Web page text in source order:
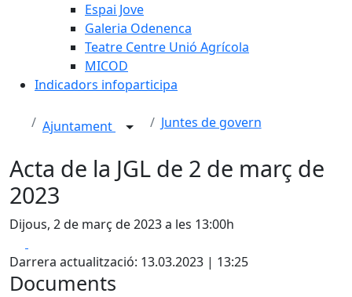
Espai Jove
Galeria Odenenca
Teatre Centre Unió Agrícola
MICOD
Indicadors infoparticipa
Ajuntament Juntes de govern
Acta de la JGL de 2 de març de
2023
Dijous, 2 de març de 2023 a les 13:00h
Darrera actualització: 13.03.2023 | 13:25
Documents